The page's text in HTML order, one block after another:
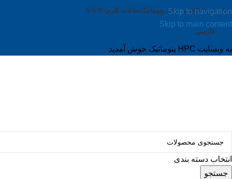
Skip to navigation
Skip to main content
جک پنوماتیکشیر برقی پنوماتیکساعات کاری: 9 تا 5
فارسی
به وبسایت HPC پنوماتیک خوش آمدید
انتخاب دسته بندی
جستجو